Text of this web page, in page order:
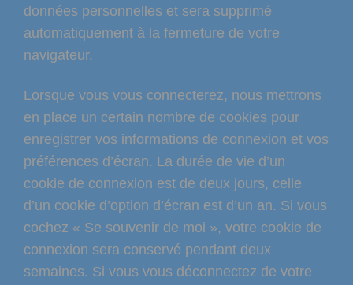
données personnelles et sera supprimé
automatiquement à la fermeture de votre
navigateur.
Lorsque vous vous connecterez, nous mettrons
en place un certain nombre de cookies pour
enregistrer vos informations de connexion et vos
préférences d’écran. La durée de vie d’un
cookie de connexion est de deux jours, celle
d’un cookie d’option d’écran est d’un an. Si vous
cochez « Se souvenir de moi », votre cookie de
connexion sera conservé pendant deux
semaines. Si vous vous déconnectez de votre